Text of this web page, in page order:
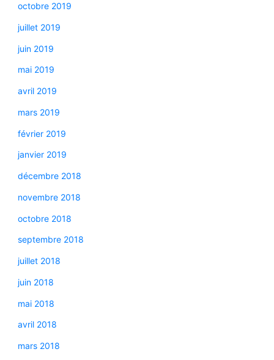
octobre 2019
juillet 2019
juin 2019
mai 2019
avril 2019
mars 2019
février 2019
janvier 2019
décembre 2018
novembre 2018
octobre 2018
septembre 2018
juillet 2018
juin 2018
mai 2018
avril 2018
mars 2018